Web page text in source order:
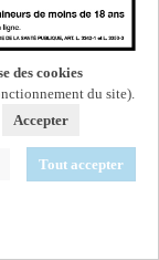
des cookies
du site).
Accepter
Tout accepter